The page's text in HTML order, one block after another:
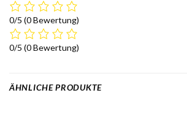
0/5 (0 Bewertung)
0/5 (0 Bewertung)
ÄHNLICHE PRODUKTE